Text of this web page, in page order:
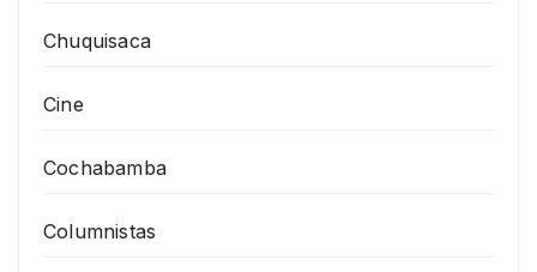
Chuquisaca
Cine
Cochabamba
Columnistas